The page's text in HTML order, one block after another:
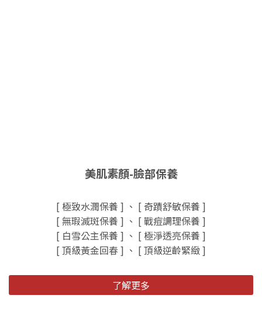
美肌素顏-臉部保養
[ 極致水潤保養 ] 、 [ 奇蹟舒敏保養 ]
[ 無瑕滅斑保養 ] 、 [ 戰痘調理保養 ]
[ 白雪公主保養 ] 、 [ 極淨透亮保養 ]
[ 頂級黃金回春 ] 、 [ 頂級逆齡緊緻 ]
了解更多